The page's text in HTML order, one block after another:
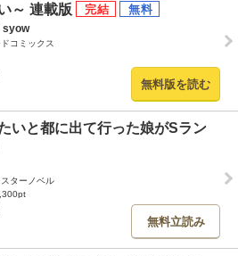
～ 連載版
syow
コミックス
無料版を読む
いと都に出て行った娘がSラン
ターノベル
無料立読み